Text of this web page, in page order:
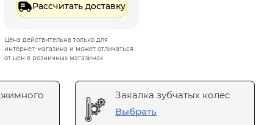
Рассчитать доставку
Цена действительна только для
интернет-магазина и может отличаться
от цен в розничных магазинах
Закалка зубчатых колес
Выбрать